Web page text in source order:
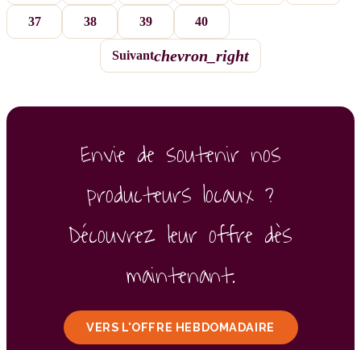
37 38 39 40
Suivantchevron_right
Envie de soutenir nos
producteurs locaux ?
Découvrez leur offre dès
maintenant.
VERS L'OFFRE HEBDOMADAIRE